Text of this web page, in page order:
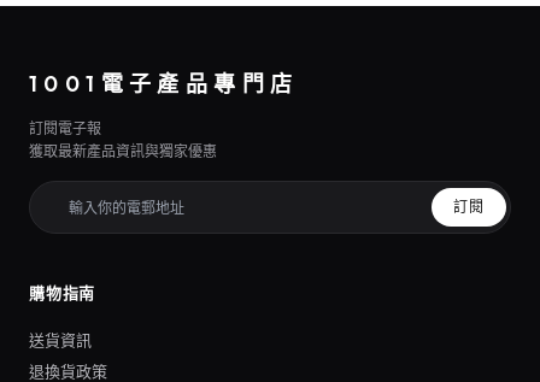
1001電子產品專門店
訂閱電子報
獲取最新產品資訊與獨家優惠
訂閱
購物指南
送貨資訊
退換貨政策